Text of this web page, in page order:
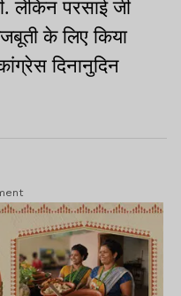
लेकिन परसाई जी
के लिए किया
दिनानुदिन